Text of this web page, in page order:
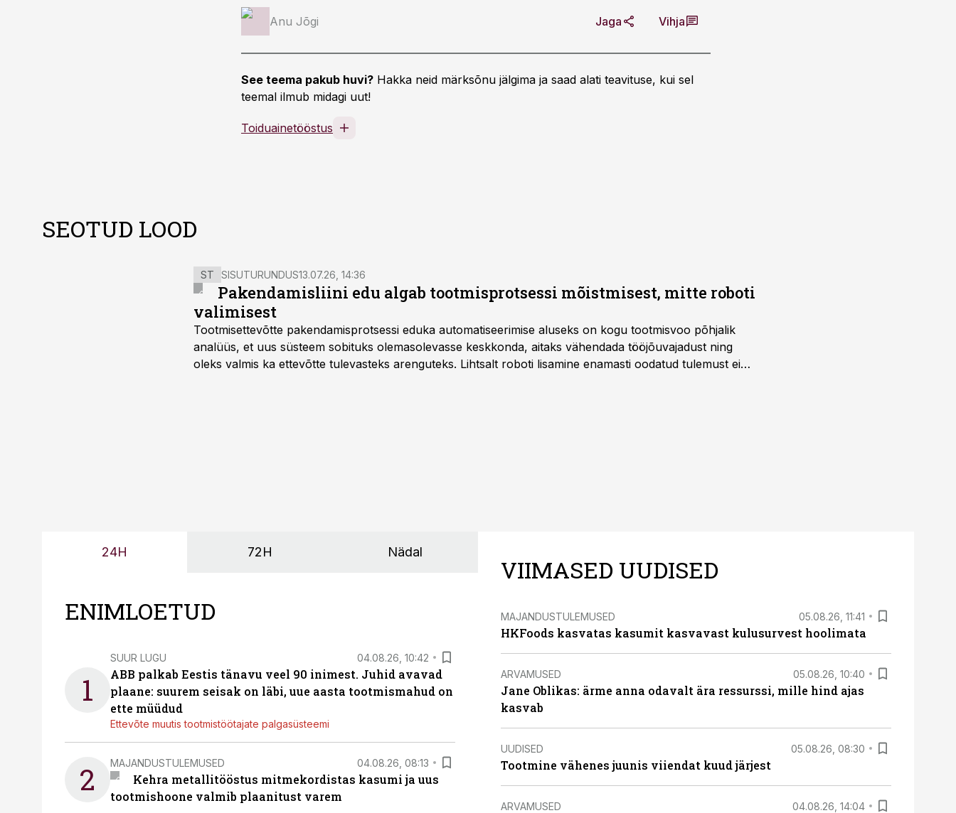
Anu Jõgi Jaga Vihja
See teema pakub huvi? Hakka neid märksõnu jälgima ja saad alati teavituse, kui sel
teemal ilmub midagi uut!
Toiduainetööstus
SEOTUD LOOD
ST SISUTURUNDUS13.07.26, 14:36
Pakendamisliini edu algab tootmisprotsessi mõistmisest, mitte roboti
valimisest
Tootmisettevõtte pakendamisprotsessi eduka automatiseerimise aluseks on kogu tootmisvoo põhjalik
analüüs, et uus süsteem sobituks olemasolevasse keskkonda, aitaks vähendada tööjõuvajadust ning
oleks valmis ka ettevõtte tulevasteks arenguteks. Lihtsalt roboti lisamine enamasti oodatud tulemust ei
24H 72H Nädal
ENIMLOETUD
1
SUUR LUGU 04.08.26, 10:42
ABB palkab Eestis tänavu veel 90 inimest. Juhid avavad
plaane: suurem seisak on läbi, uue aasta tootmismahud on
ette müüdud
Ettevõte muutis tootmistöötajate palgasüsteemi
2 MAJANDUSTULEMUSED 04.08.26, 08:13
Kehra metallitööstus mitmekordistas kasumi ja uus
tootmishoone valmib plaanitust varem
VIIMASED UUDISED
MAJANDUSTULEMUSED 05.08.26, 11:41
HKFoods kasvatas kasumit kasvavast kulusurvest hoolimata
ARVAMUSED 05.08.26, 10:40
Jane Oblikas: ärme anna odavalt ära ressurssi, mille hind ajas
kasvab
UUDISED 05.08.26, 08:30
Tootmine vähenes juunis viiendat kuud järjest
ARVAMUSED 04.08.26, 14:04